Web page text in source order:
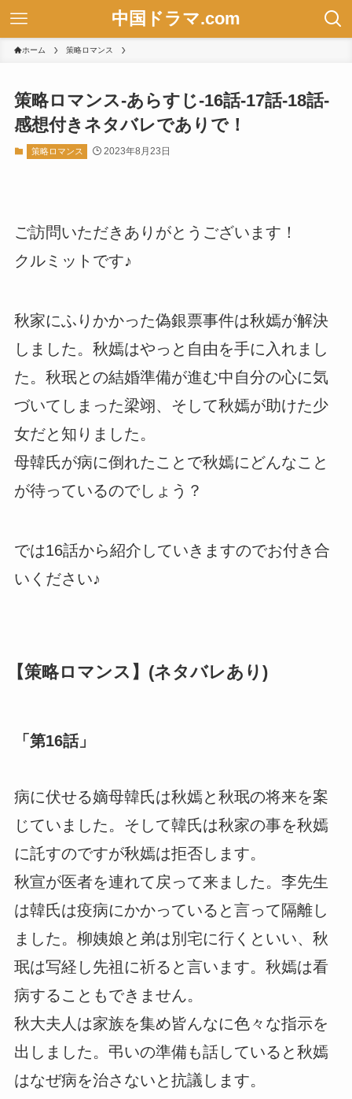
中国ドラマ.com
ホーム 策略ロマンス
策略ロマンス-あらすじ-16話-17話-18話-
感想付きネタバレでありで！
策略ロマンス 2023年8月23日
ご訪問いただきありがとうございます！
クルミットです♪
秋家にふりかかった偽銀票事件は秋嫣が解決
しました。秋嫣はやっと自由を手に入れまし
た。秋珉との結婚準備が進む中自分の心に気
づいてしまった梁翊、そして秋嫣が助けた少
女だと知りました。
母韓氏が病に倒れたことで秋嫣にどんなこと
が待っているのでしょう？
では16話から紹介していきますのでお付き合
いください♪
【策略ロマンス】(ネタバレあり)
「第16話」
病に伏せる嫡母韓氏は秋嫣と秋珉の将来を案
じていました。そして韓氏は秋家の事を秋嫣
に託すのですが秋嫣は拒否します。
秋宣が医者を連れて戻って来ました。李先生
は韓氏は疫病にかかっていると言って隔離し
ました。柳姨娘と弟は別宅に行くといい、秋
珉は写経し先祖に祈ると言います。秋嫣は看
病することもできません。
秋大夫人は家族を集め皆んなに色々な指示を
出しました。弔いの準備も話していると秋嫣
はなぜ病を治さないと抗議します。